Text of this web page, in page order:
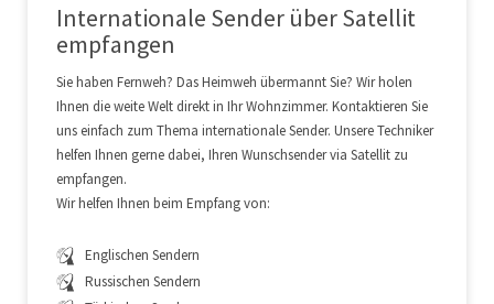
Internationale Sender über Satellit
empfangen
Sie haben Fernweh? Das Heimweh übermannt Sie? Wir holen
Ihnen die weite Welt direkt in Ihr Wohnzimmer. Kontaktieren Sie
uns einfach zum Thema internationale Sender. Unsere Techniker
helfen Ihnen gerne dabei, Ihren Wunschsender via Satellit zu
empfangen.
Wir helfen Ihnen beim Empfang von:
Englischen Sendern
Russischen Sendern